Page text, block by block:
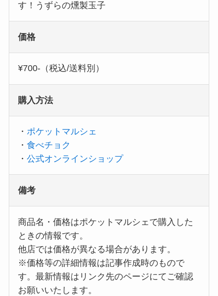
す！うずらの燻製玉子
価格
¥700-（税込/送料別）
購入方法
・ ポケットマルシェ
・ 食べチョク
・ 公式オンラインショップ
備考
商品名・価格はポケットマルシェで購入した
ときの情報です。
他店では価格が異なる場合があります。
※価格等の詳細情報は記事作成時のもので
す。最新情報はリンク先のページにてご確認
お願いいたします。